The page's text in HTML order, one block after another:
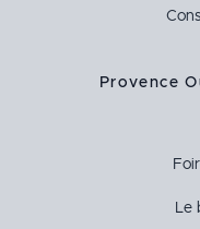
Provence